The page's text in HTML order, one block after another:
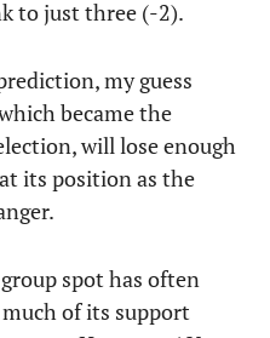
to just three (-2).
my guess
became the
will lose enough
its position as the
spot has often
of its support